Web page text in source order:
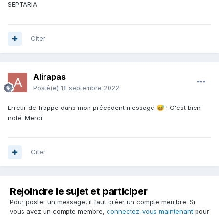
SEPTARIA
Citer
Alirapas
Posté(e) 18 septembre 2022
Erreur de frappe dans mon précédent message 😅 ! C'est bien
noté. Merci
Citer
Rejoindre le sujet et participer
Pour poster un message, il faut créer un compte membre. Si
vous avez un compte membre, connectez-vous maintenant pour